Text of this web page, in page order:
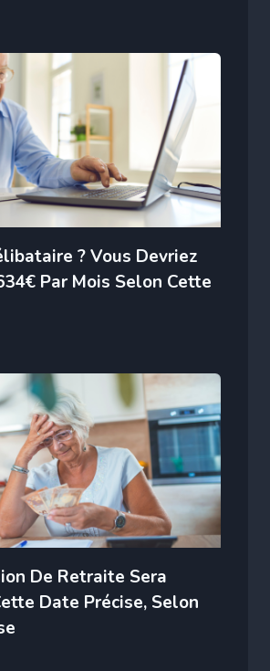
? Vous Devriez
Par Mois Selon Cette
De Retraite Sera
Date Précise, Selon